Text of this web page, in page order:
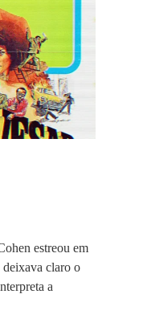
estreou em
claro o
a